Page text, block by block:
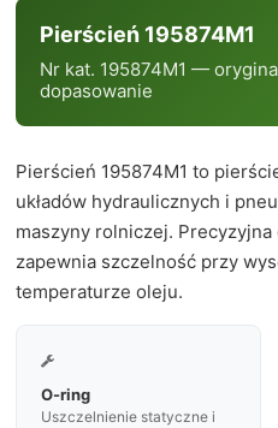
Pierścień 195874M1
Nr kat. 195874M1 —
dopasowanie
Pierścień 195874M1 to
układów hydraulicznych i
maszyny rolniczej. Precyzyjna
zapewnia szczelność przy
temperaturze oleju.

O-ring
Uszczelnienie statyczne i